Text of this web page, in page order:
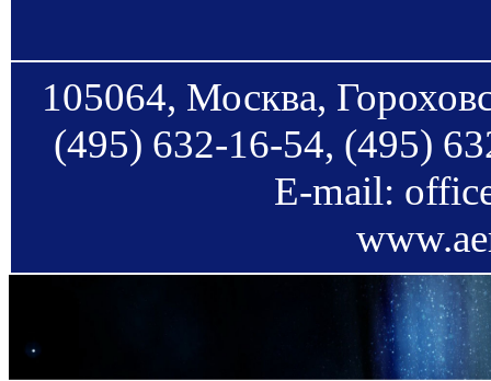
105064, Москва,
(495) 632-16-54, (495)
E-mail: